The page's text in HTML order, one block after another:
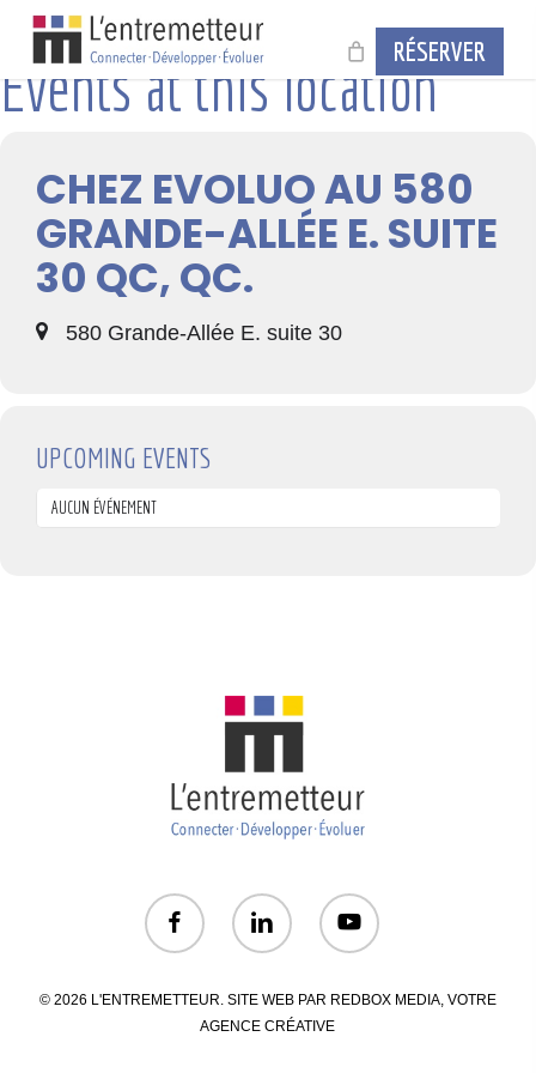
content
RÉSERVER
Events at this location
CHEZ EVOLUO AU 580
GRANDE-ALLÉE E. SUITE
30 QC, QC.
580 Grande-Allée E. suite 30
UPCOMING EVENTS
AUCUN ÉVÉNEMENT
© 2026 L'ENTREMETTEUR. SITE WEB PAR REDBOX MEDIA, VOTRE
AGENCE CRÉATIVE